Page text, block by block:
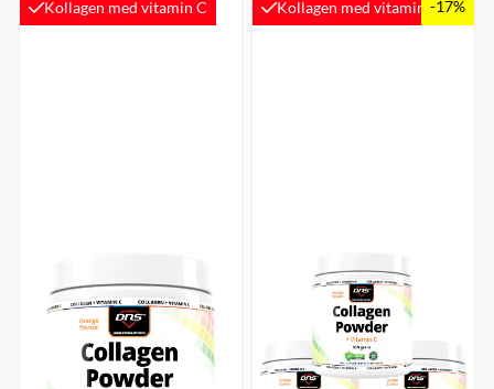
Kollagen med vitamin C Kollagen med vitamin C-17%